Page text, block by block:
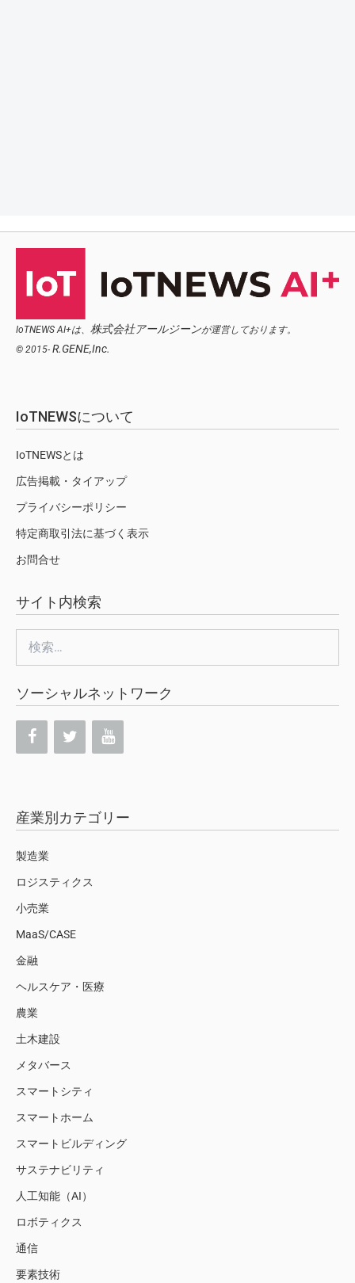
IoTNEWS AI+は、 株式会社アールジーンが運営しております。
© 2015- R.GENE,Inc.
IoTNEWSについて
IoTNEWSとは
広告掲載・タイアップ
プライバシーポリシー
特定商取引法に基づく表示
お問合せ
サイト内検索
ソーシャルネットワーク
産業別カテゴリー
製造業
ロジスティクス
小売業
MaaS/CASE
金融
ヘルスケア・医療
農業
土木建設
メタバース
スマートシティ
スマートホーム
スマートビルディング
サステナビリティ
人工知能（AI）
ロボティクス
通信
要素技術